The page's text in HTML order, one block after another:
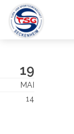
19
MAI
14